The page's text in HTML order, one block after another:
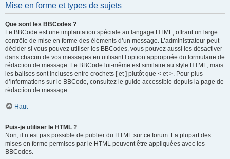
Mise en forme et types de sujets
Que sont les BBCodes ?
Le BBCode est une implantation spéciale au langage HTML, offrant un large
contrôle de mise en forme des éléments d’un message. L’administrateur peut
décider si vous pouvez utiliser les BBCodes, vous pouvez aussi les désactiver
dans chacun de vos messages en utilisant l’option appropriée du formulaire de
rédaction de message. Le BBCode lui-même est similaire au style HTML, mais
les balises sont incluses entre crochets [ et ] plutôt que < et >. Pour plus
d’informations sur le BBCode, consultez le guide accessible depuis la page de
rédaction de message.
Haut
Puis-je utiliser le HTML ?
Non, il n’est pas possible de publier du HTML sur ce forum. La plupart des
mises en forme permises par le HTML peuvent être appliquées avec les
BBCodes.